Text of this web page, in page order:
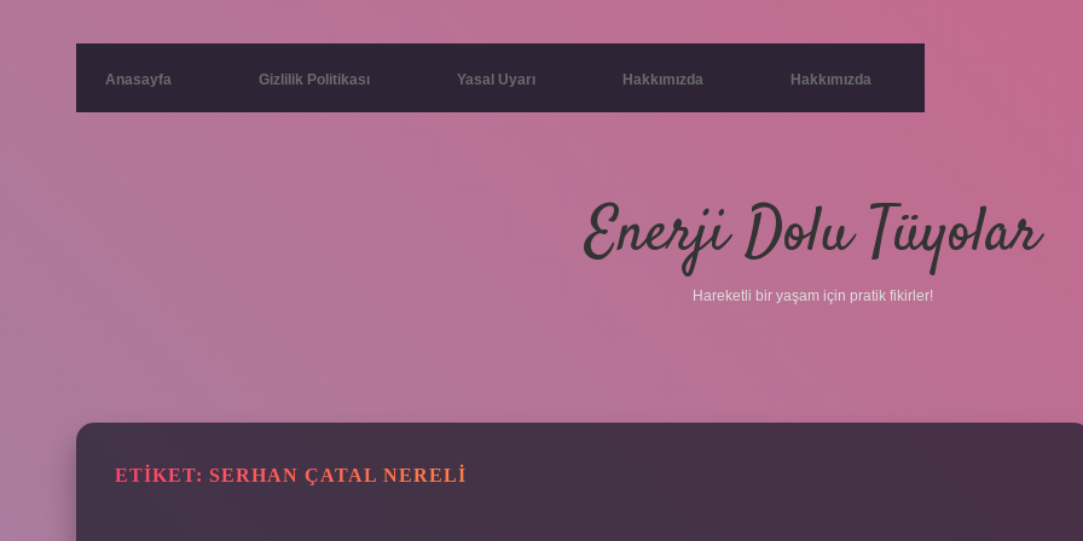
Anasayfa Gizlilik Politikası Yasal Uyarı Hakkımızda Hakkımızda
Enerji Dolu Tüyolar
Hareketli bir yaşam için pratik fikirler!
ETIKET: SERHAN ÇATAL NERELI